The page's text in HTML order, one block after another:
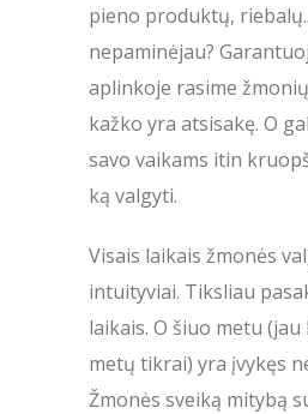
pieno produktų,
nepaminėjau?
aplinkoje rasime
kažko yra atsisakę. O
savo vaikams itin
ką valgyti.
Visais laikais žmonės
intuityviai. Tiksliau
laikais. O šiuo metu
metų tikrai) yra įvykęs
Žmonės sveiką mitybą